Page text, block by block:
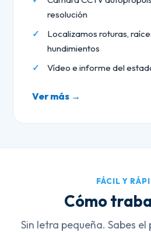
resolución
Localizamos roturas,
hundimientos
Vídeo e informe del
Ver más →
FÁCIL Y
Cómo
Sin letra pequeña. Sabes